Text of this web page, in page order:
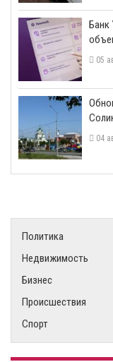
​Банк
05
04
Политика
Недвижимость
Бизнес
Происшествия
Спорт